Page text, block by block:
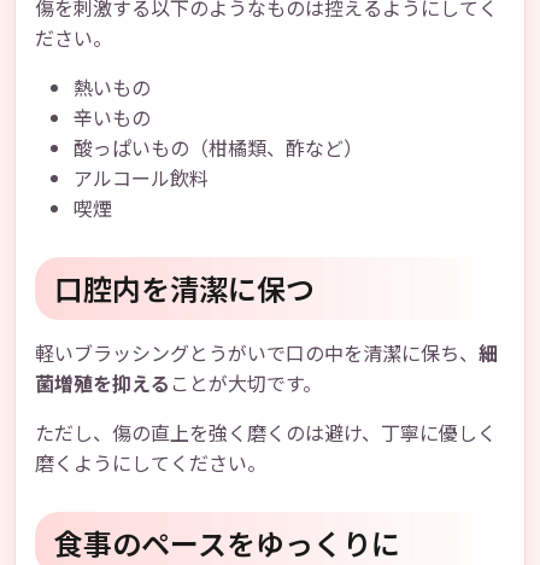
傷を刺激する以下のようなものは控えるようにしてく
ださい。
熱いもの
辛いもの
酸っぱいもの（柑橘類、酢など）
アルコール飲料
喫煙
口腔内を清潔に保つ
軽いブラッシングとうがいで口の中を清潔に保ち、 細
菌増殖を抑える ことが大切です。
ただし、傷の直上を強く磨くのは避け、丁寧に優しく
磨くようにしてください。
食事のペースをゆっくりに